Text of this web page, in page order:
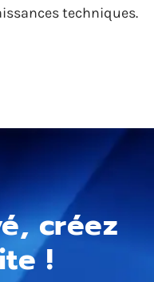
techniques.
créez
!